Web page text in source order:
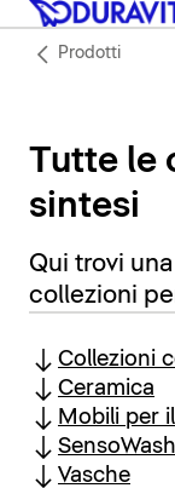
Prodotti
Tutte le
sintesi
Qui trovi
collezioni
Collezioni
Ceramica
Mobili per
Vasche